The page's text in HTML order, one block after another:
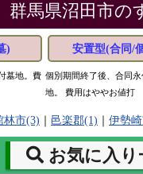
群馬県沼田市の
) 安置型(合同/
墓地。費 個別期間終了後、合同
地。 費用はややお値打
林市(3) 邑楽郡(1) 伊勢
お気に入り